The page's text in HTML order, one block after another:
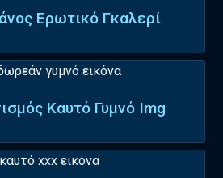
Ερωτικό Γκαλερί
Καυτό Γυμνό Img